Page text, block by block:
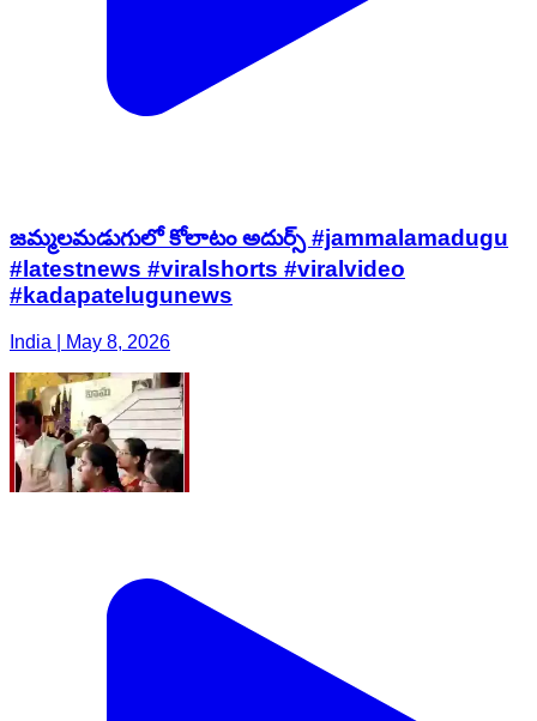
జమ్మలమడుగులో కోలాటం అదుర్స్ #jammalamadugu
#latestnews #viralshorts #viralvideo
#kadapatelugunews
India | May 8, 2026